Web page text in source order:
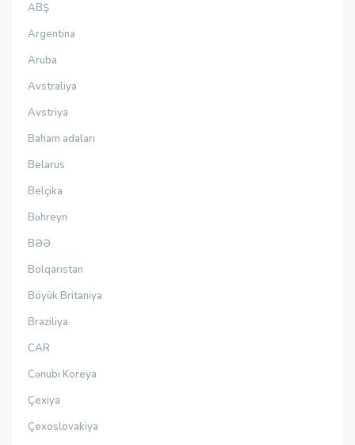
ABŞ
Argentina
Aruba
Avstraliya
Avstriya
Baham adaları
Belarus
Belçika
Bəhreyn
BƏƏ
Bolqarıstan
Böyük Britaniya
Braziliya
CAR
Cənubi Koreya
Çexiya
Çexoslovakiya